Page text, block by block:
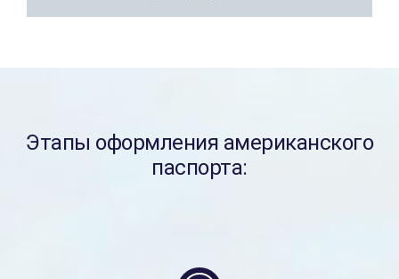
Этапы оформления американского
паспорта: